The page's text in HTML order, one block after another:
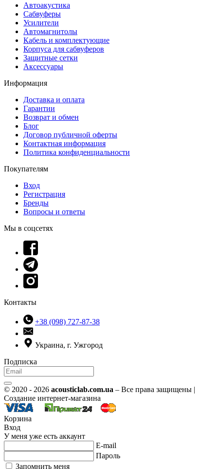
Автоакустика
Сабвуферы
Усилители
Автомагнитолы
Кабель и комплектующие
Корпуса для сабвуферов
Защитные сетки
Аксессуары
Информация
Доставка и оплата
Гарантии
Возврат и обмен
Блог
Договор публичной оферты
Контактная информация
Политика конфиденциальности
Покупателям
Вход
Регистрация
Бренды
Вопросы и ответы
Мы в соцсетях
Контакты
+38 (098) 727-87-38
Украина, г. Ужгород
Подписка
© 2020 - 2026 acousticlab.com.ua – Все права защищены |
Создание интернет-магазина
Корзина
Вход
У меня уже есть аккаунт
E-mail
Пароль
Запомнить меня